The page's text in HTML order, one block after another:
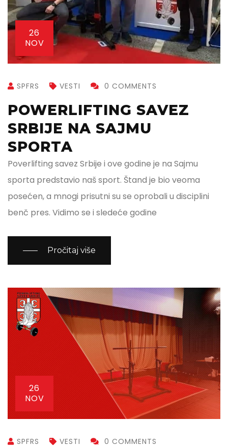
26
NOV
SPFRS VESTI 0 COMMENTS
POWERLIFTING SAVEZ
SRBIJE NA SAJMU
SPORTA
Poverlifting savez Srbije i ove godine je na Sajmu
sporta predstavio naš sport. Štand je bio veoma
posećen, a mnogi prisutni su se oprobali u disciplini
benč pres. Vidimo se i sledeće godine
Pročitaj više
26
NOV
SPFRS VESTI 0 COMMENTS